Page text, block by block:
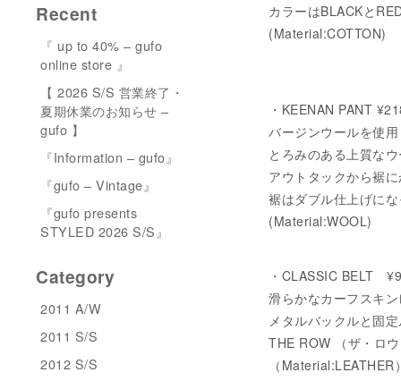
カラーはBLACKと
(Material:COTTON)
・KEENAN PANT
バージンウールを使
とろみのある上質な
アウトタックから裾
裾はダブル仕上げに
(Material:WOOL)
・CLASSIC BELT
滑らかなカーフスキ
メタルバックルと固
THE ROW （ザ・ロ
（Material:LEATHER
Recent
『 up to 40% – gufo
online store 』
【 2026 S/S 営業終了・
夏期休業のお知らせ –
gufo 】
『Information – gufo』
『gufo – Vintage』
『gufo presents
STYLED 2026 S/S』
Category
2011 A/W
2011 S/S
2012 S/S